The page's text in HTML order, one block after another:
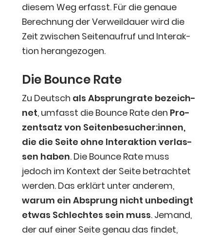
die­sem Weg erfasst. Für die genaue
Berech­nung der Ver­weil­dau­er wird die
Zeit zwi­schen Sei­ten­auf­ruf und Inter­ak­
ti­on herangezogen.
Die Boun­ce Rate
Zu Deutsch als Absprungra­te bezeich­
net, umfasst die Boun­ce Rate den Pro­
zent­satz von Seitenbesucher:innen,
die die Sei­te ohne Inter­ak­ti­on ver­las­
sen haben. Die Boun­ce Rate muss
jedoch im Kon­text der Sei­te betrach­tet
wer­den. Das erklärt unter ande­rem,
war­um ein Absprung nicht unbe­dingt
etwas Schlech­tes sein muss. Jemand,
der auf einer Sei­te genau das fin­det,